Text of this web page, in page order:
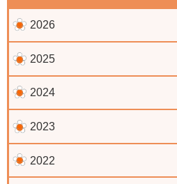
2026
2025
2024
2023
2022